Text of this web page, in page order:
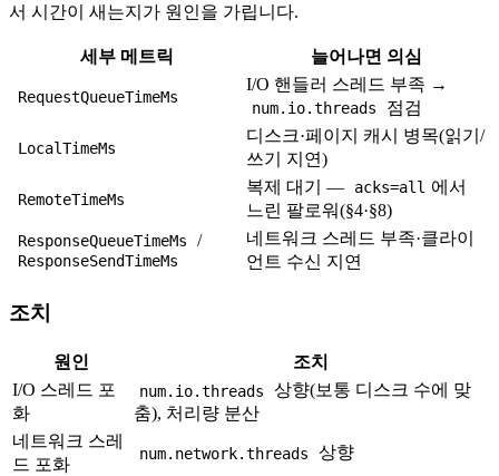
서 시간이 새는지가 원인을 가립니다.
세부 메트릭 늘어나면 의심
RequestQueueTimeMs
I/O 핸들러 스레드 부족 →
num.io.threads 점검
LocalTimeMs
디스크·페이지 캐시 병목(읽기/
쓰기 지연)
RemoteTimeMs
복제 대기 — acks=all 에서
느린 팔로워(§4·§8)
ResponseQueueTimeMs /
ResponseSendTimeMs
네트워크 스레드 부족·클라이
언트 수신 지연
조치
원인
조치
I/O 스레드 포
화
num.io.threads
상향(보통 디스크 수에 맞
춤), 처리량 분산
네트워크 스레
드 포화
num.network.threads 상향